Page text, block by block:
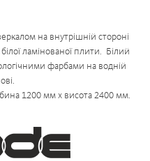
на внутрішній стороні
ламінованої плити. Білий
фарбами на водній
1200 мм х висота 2400 мм.